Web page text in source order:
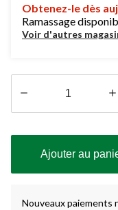
Obtenez-le dès
Ramassage
Voir d'autres
à
Ajouter au
Nouveaux paiements